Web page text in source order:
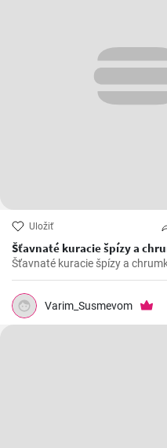
Uložiť
Šťavnaté kuracie špízy a
Šťavnaté kuracie špízy a
Varim_Susmevom